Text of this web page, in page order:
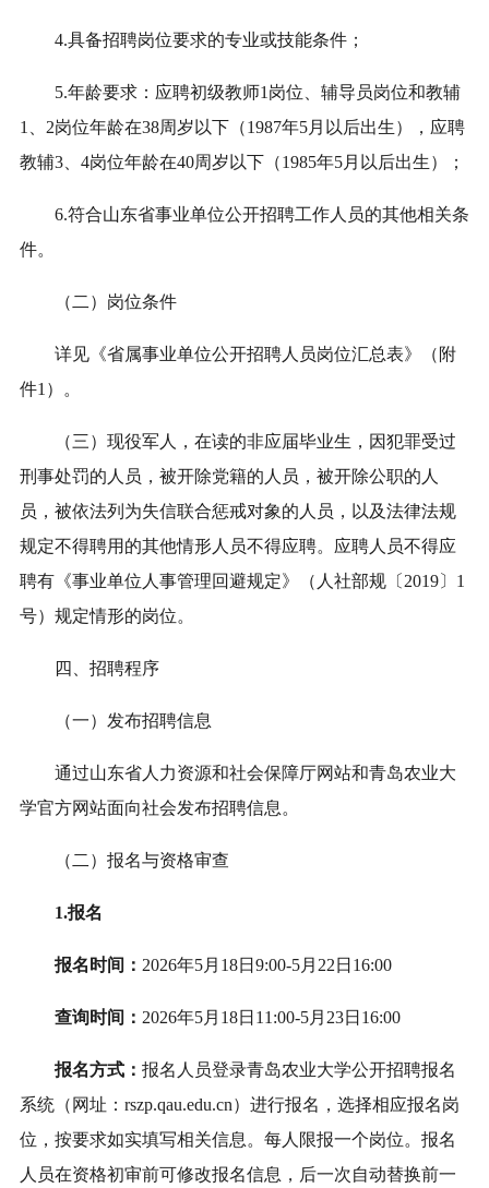
4.具备招聘岗位要求的专业或技能条件 ；
5.年龄要求： 应聘初级教师1岗位、 辅导员岗位和教辅
1、2岗位年龄在38周岁以下（1987年5月以后出生） ， 应聘
教辅3、4岗位年龄在40周岁以下（1985年5月以后出生）；
6.符合山东省事业单位公开招聘工作人员的其他相关条
件。
（二）岗位条件
详见《省属事业单位公开招聘人员岗位汇总表》（附
件1）。
（三） 现役军人，在读的非应届毕业生，因犯罪受过
刑事处罚的人员，被开除党籍的人员，被开除公职的人
员，被依法列为失信联合惩戒对象的人员，以及法律法规
规定不得聘用的其他情形人员不得应聘。应聘人员不得应
聘有《事业单位人事管理回避规定》（人社部规〔2019〕1
号）规定情形的岗位。
四、招聘程序
（一）发布招聘信息
通过山东省人力资源和社会保障厅网站和青岛农业大
学官方网站面向社会发布招聘信息。
（二）报名与资格审查
1.报名
报名时间： 2026年5月 18日9:00-5月 22 日16:00
查询时间： 2026年5月 18日11:00-5月 23日16:00
报名方式： 报名人员登录青岛农业大学公开招聘报名
系统（网址：rszp.qau.edu.cn）进行报名，选择相应报名岗
位，按要求如实填写相关信息。每人限报一个岗位。报名
人员在资格初审前可修改报名信息，后一次自动替换前一